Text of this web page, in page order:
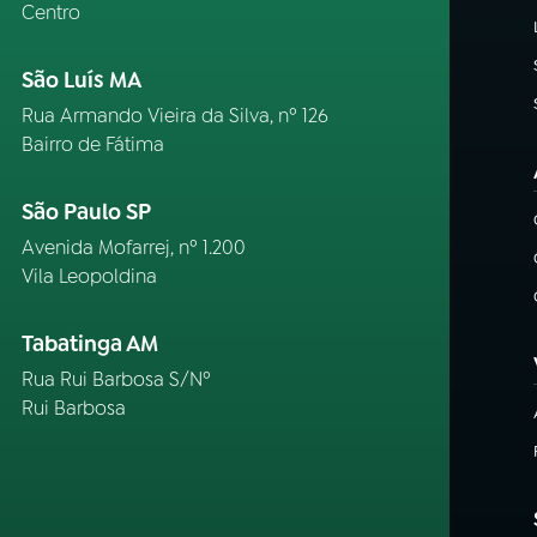
Centro
São Luís MA
Rua Armando Vieira da Silva, nº 126
Bairro de Fátima
São Paulo SP
Avenida Mofarrej, nº 1.200
Vila Leopoldina
Tabatinga AM
Rua Rui Barbosa S/Nº
Rui Barbosa